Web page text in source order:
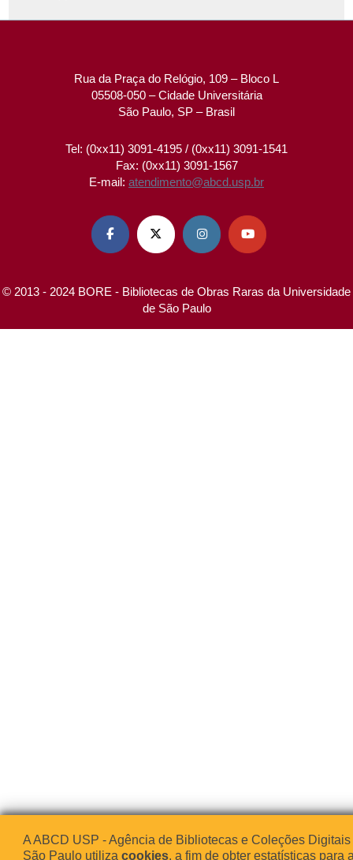
Rua da Praça do Relógio, 109 – Bloco L
05508-050 – Cidade Universitária
São Paulo, SP – Brasil
Tel: (0xx11) 3091-4195 / (0xx11) 3091-1541
Fax: (0xx11) 3091-1567
E-mail: atendimento@abcd.usp.br
   
© 2013 - 2024 BORE - Bibliotecas de Obras Raras da Universidade
de São Paulo
A ABCD USP - Agência de Bibliotecas e Coleções
São Paulo utiliza cookies, a fim de obter estatísticas para